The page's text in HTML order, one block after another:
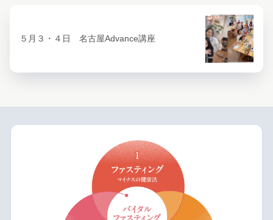
５月３・４日 名古屋Advance講座